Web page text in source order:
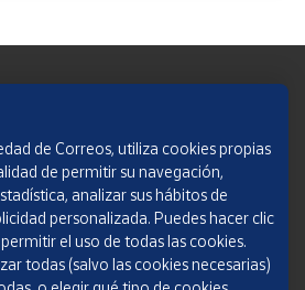
de Correos, utiliza cookies propias
de permitir su navegación,
analizar sus hábitos de
personalizada. Puedes hacer clic
el uso de todas las cookies.
todas (salvo las cookies necesarias)